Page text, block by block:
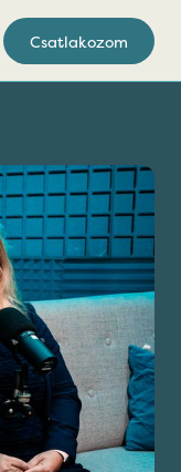
Csatlakozom